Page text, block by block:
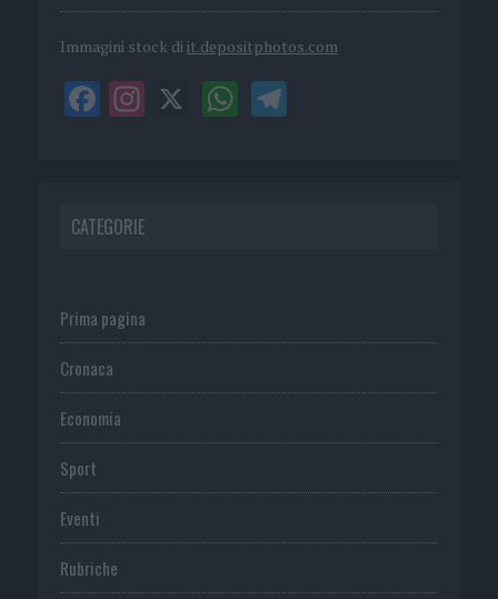
Immagini stock di it.depositphotos.com
CATEGORIE
Prima pagina
Cronaca
Economia
Sport
Eventi
Rubriche